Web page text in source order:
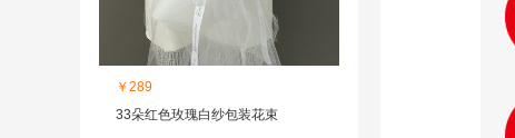
￥289
33朵红色玫瑰白纱包装花束